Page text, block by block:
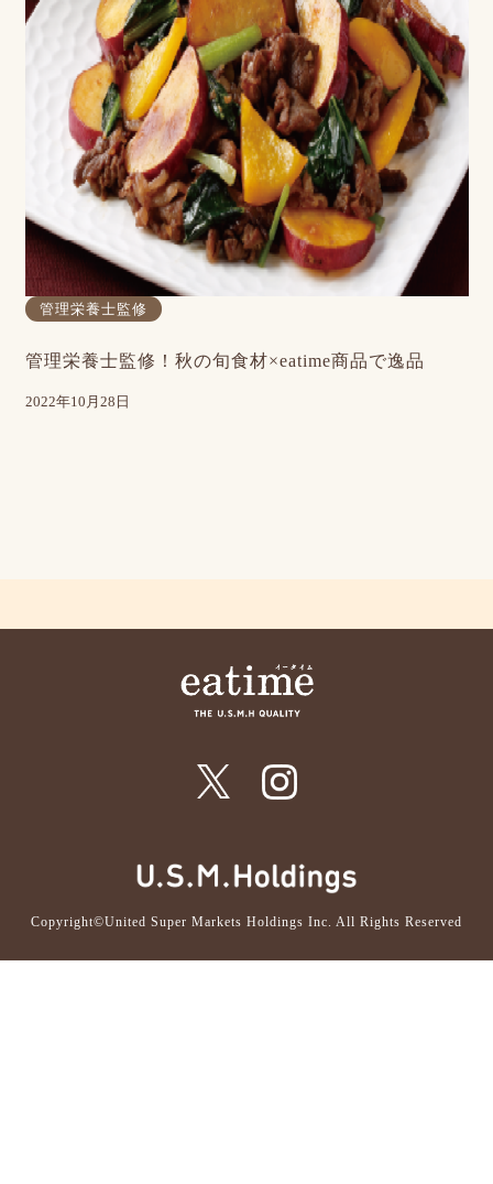
管理栄養士監修
管理栄養士監修！秋の旬食材×eatime商品で逸品
2022年10月28日
Copyright©United Super Markets Holdings Inc. All Rights Reserved